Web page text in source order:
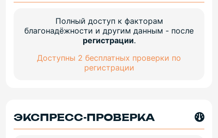
Полный доступ к факторам
благонадёжности и другим данным - после
регистрации.
Доступны 2 бесплатных проверки по
регистрации
ЭКСПРЕСС-ПРОВЕРКА